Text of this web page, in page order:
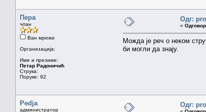
Пера
члан
Ван мреже
Организација:
Име и презиме:
Петар Радоничић
Струка:
Поруке: 92
Одг:
«
Можда је реч о неком
би могли да знају.
Pedja
администратор
Одг: